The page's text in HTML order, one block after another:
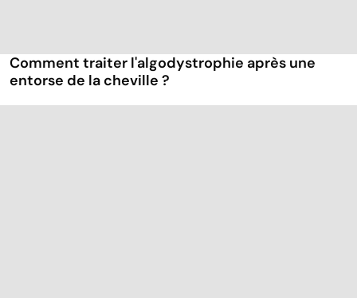
Comment traiter l'algodystrophie après une
entorse de la cheville ?